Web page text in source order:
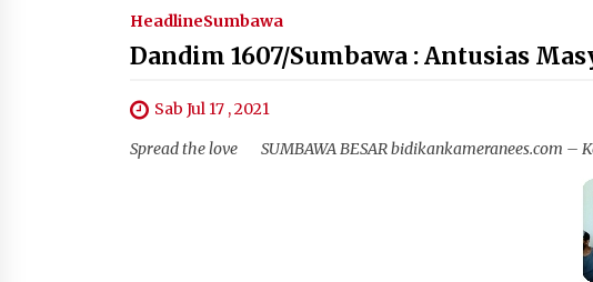
HeadlineSumbawa
Dandim 1607/Sumbawa : Antusias
Sab Jul 17 , 2021
Spread the love SUMBAWA BESAR bidikankameranees.com –